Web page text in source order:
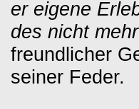
er eigene
des nicht
freundlicher
seiner Feder.